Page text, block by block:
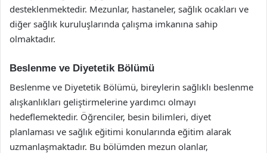
desteklenmektedir. Mezunlar, hastaneler, sağlık ocakları ve
diğer sağlık kuruluşlarında çalışma imkanına sahip
olmaktadır.
Beslenme ve Diyetetik Bölümü
Beslenme ve Diyetetik Bölümü, bireylerin sağlıklı beslenme
alışkanlıkları geliştirmelerine yardımcı olmayı
hedeflemektedir. Öğrenciler, besin bilimleri, diyet
planlaması ve sağlık eğitimi konularında eğitim alarak
uzmanlaşmaktadır. Bu bölümden mezun olanlar,